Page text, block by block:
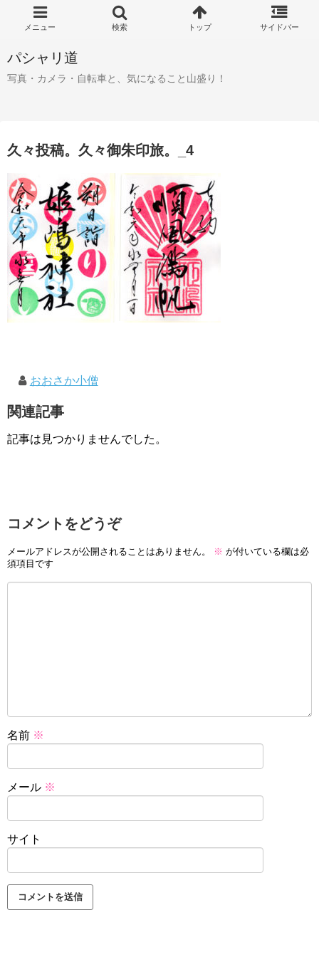
パシャリ道
写真・カメラ・自転車と、気になること山盛り！
久々投稿。久々御朱印旅。_4
おおさか小僧
関連記事
記事は見つかりませんでした。
コメントをどうぞ
メールアドレスが公開されることはありません。 ※ が付いている欄は必
須項目です
名前 ※
メール ※
サイト